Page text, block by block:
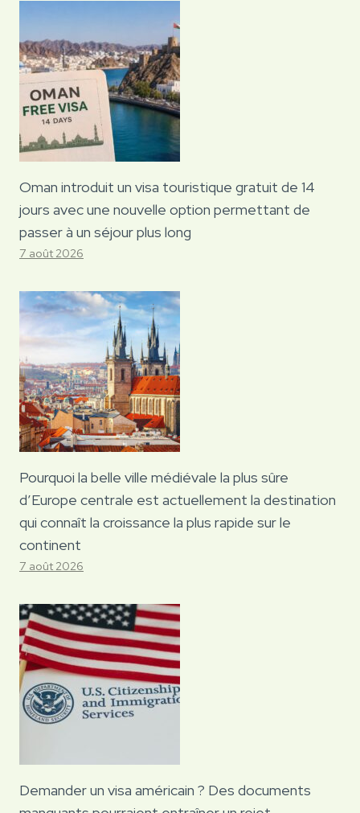
Oman introduit un visa touristique gratuit de 14
jours avec une nouvelle option permettant de
passer à un séjour plus long
7 août 2026
Pourquoi la belle ville médiévale la plus sûre
d’Europe centrale est actuellement la destination
qui connaît la croissance la plus rapide sur le
continent
7 août 2026
Demander un visa américain ? Des documents